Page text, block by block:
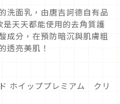
洗面乳，由唐吉訶德自有品
天天都能使用的去角質護
成分，在預防暗沉與肌膚粗
透亮美肌！
ホイッププレミアム クリ